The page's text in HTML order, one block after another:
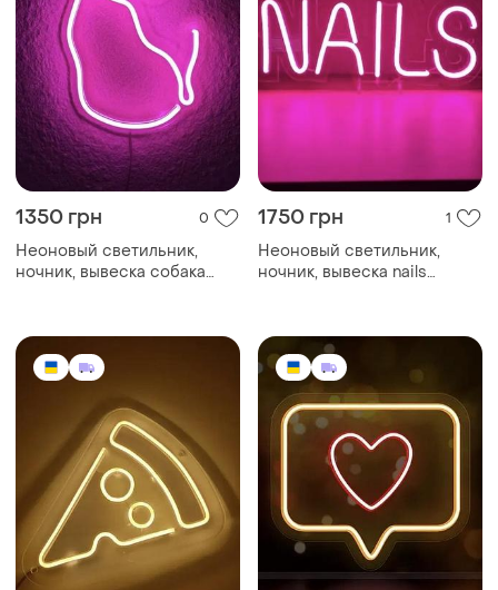
1350 грн 0
Неоновый светильник,
ночник, вывеска собака
1750 грн 1
Неоновый светильник,
ночник, вывеска nails